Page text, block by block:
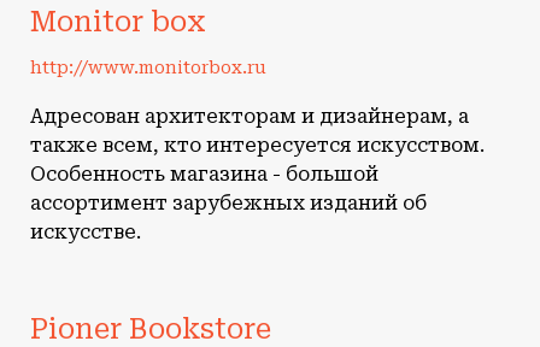
Monitor box
http://www.monitorbox.ru
Адресован архитекторам и дизайнерам, а
также всем, кто интересуется искусством.
Особенность магазина - большой
ассортимент зарубежных изданий об
искусстве.
Pioner Bookstore